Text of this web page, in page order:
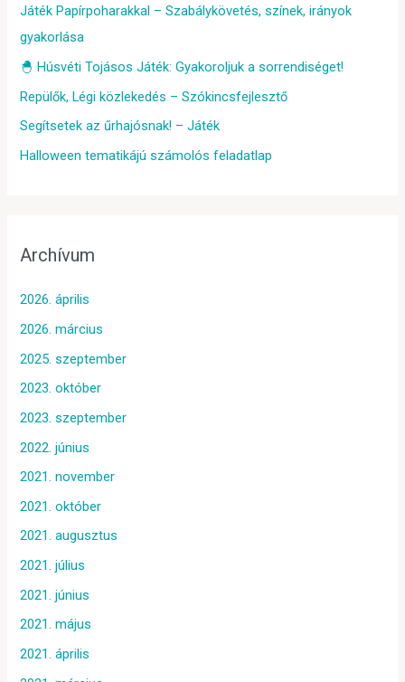
Játék Papírpoharakkal – Szabálykövetés, színek, irányok
gyakorlása
🐣 Húsvéti Tojásos Játék: Gyakoroljuk a sorrendiséget!
Repülők, Légi közlekedés – Szókincsfejlesztő
Segítsetek az űrhajósnak! – Játék
Halloween tematikájú számolós feladatlap
Archívum
2026. április
2026. március
2025. szeptember
2023. október
2023. szeptember
2022. június
2021. november
2021. október
2021. augusztus
2021. július
2021. június
2021. május
2021. április